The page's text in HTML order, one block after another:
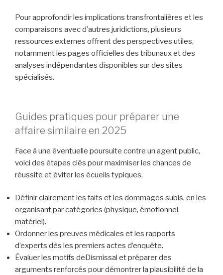
Pour approfondir les implications transfrontalières et les
comparaisons avec d’autres juridictions, plusieurs
ressources externes offrent des perspectives utiles,
notamment les pages officielles des tribunaux et des
analyses indépendantes disponibles sur des sites
spécialisés.
Guides pratiques pour préparer une
affaire similaire en 2025
Face à une éventuelle poursuite contre un agent public,
voici des étapes clés pour maximiser les chances de
réussite et éviter les écueils typiques.
Définir clairement les faits et les dommages subis, en les
organisant par catégories (physique, émotionnel,
matériel).
Ordonner les preuves médicales et les rapports
d’experts dès les premiers actes d’enquête.
Évaluer les motifs deDismissal et préparer des
arguments renforcés pour démontrer la plausibilité de la